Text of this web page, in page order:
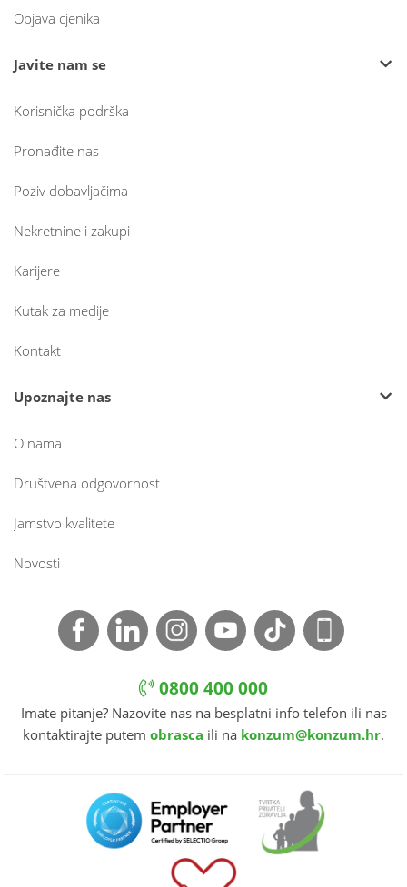
Objava cjenika
Javite nam se
Korisnička podrška
Pronađite nas
Poziv dobavljačima
Nekretnine i zakupi
Karijere
Kutak za medije
Kontakt
Upoznajte nas
O nama
Društvena odgovornost
Jamstvo kvalitete
Novosti
0800 400 000
Imate pitanje? Nazovite nas na besplatni info telefon ili nas
kontaktirajte putem obrasca ili na konzum@konzum.hr.